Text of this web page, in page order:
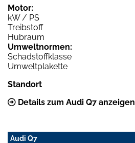
Motor:
kW / PS
Treibstoff
Hubraum
Umweltnormen:
Schadstoffklasse
Umweltplakette
Standort
Details zum Audi Q7 anzeigen
Audi Q7